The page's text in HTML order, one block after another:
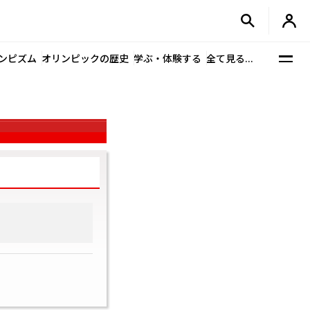
ピズム オリンピックの歴史 学ぶ・体験する 全て見る...